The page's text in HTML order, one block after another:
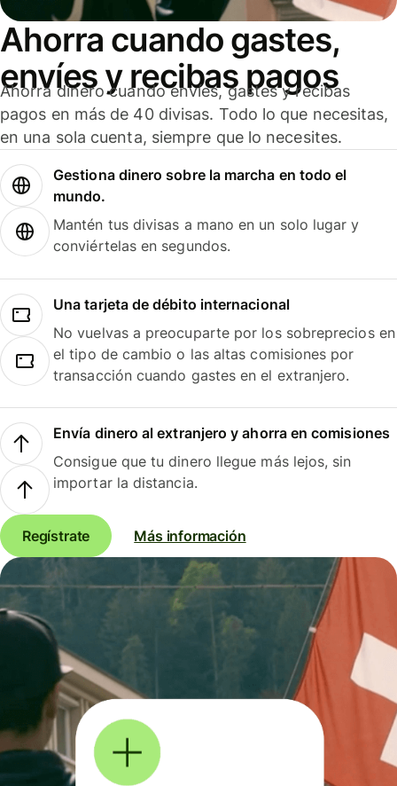
Ahorra cuando gastes,
envíes y recibas pagos
Ahorra dinero cuando envíes, gastes y recibas
pagos en más de 40 divisas. Todo lo que necesitas,
en una sola cuenta, siempre que lo necesites.
Gestiona dinero sobre la marcha en todo el
mundo.
Mantén tus divisas a mano en un solo lugar y
conviértelas en segundos.
Una tarjeta de débito internacional
No vuelvas a preocuparte por los sobreprecios en
el tipo de cambio o las altas comisiones por
transacción cuando gastes en el extranjero.
Envía dinero al extranjero y ahorra en comisiones
Consigue que tu dinero llegue más lejos, sin
importar la distancia.
Regístrate Más información